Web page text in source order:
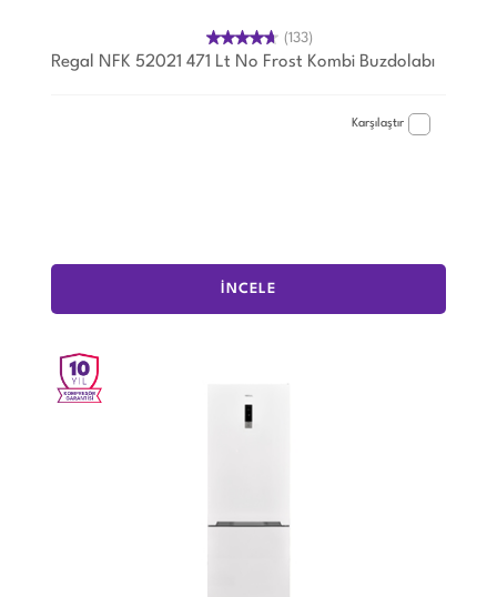
(133)
Regal NFK 52021 471 Lt No Frost Kombi Buzdolabı
Karşılaştır
İNCELE